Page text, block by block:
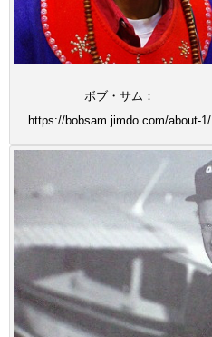
ボブ・サム：
https://bobsam.jimdo.com/about-1/